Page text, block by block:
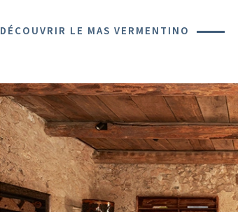
DÉCOUVRIR LE MAS VERMENTINO